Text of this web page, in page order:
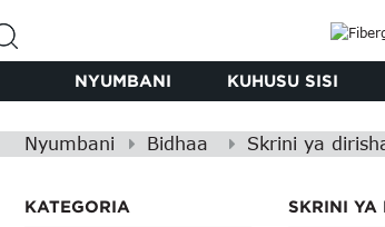
NYUMBANI KUHUSU SISI
Nyumbani Bidhaa Skrini ya
KATEGORIA SKRINI YA